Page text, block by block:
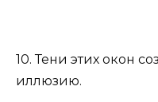
10. Тени этих окон
иллюзию.